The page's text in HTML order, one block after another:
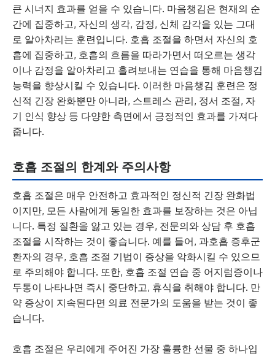
큰 시너지 효과를 얻을 수 있습니다. 마음챙김은 현재의 순
간에 집중하고, 자신의 생각, 감정, 신체 감각을 있는 그대
로 알아차리는 훈련입니다. 호흡 조절을 하면서 자신의 호
흡에 집중하고, 호흡의 흐름을 따라가면서 떠오르는 생각
이나 감정을 알아차리고 흘려보내는 연습을 통해 마음챙김
능력을 향상시킬 수 있습니다. 이러한 마음챙김 훈련은 정
신적 긴장 완화뿐만 아니라, 스트레스 관리, 정서 조절, 자
기 인식 향상 등 다양한 측면에서 긍정적인 효과를 가져다
줍니다.
호흡 조절의 한계와 주의사항
호흡 조절은 매우 안전하고 효과적인 정신적 긴장 완화법
이지만, 모든 사람에게 동일한 효과를 보장하는 것은 아닙
니다. 특정 질환을 앓고 있는 경우, 전문의와 상담 후 호흡
조절을 시작하는 것이 좋습니다. 예를 들어, 과호흡 증후군
환자의 경우, 호흡 조절 기법이 증상을 악화시킬 수 있으므
로 주의해야 합니다. 또한, 호흡 조절 연습 중 어지럼증이나
두통이 나타나면 즉시 중단하고, 휴식을 취해야 합니다. 만
약 증상이 지속된다면 의료 전문가의 도움을 받는 것이 좋
습니다.
호흡 조절은 우리에게 주어진 가장 훌륭한 선물 중 하나입